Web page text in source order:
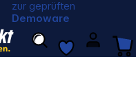
zur geprüften
Demoware